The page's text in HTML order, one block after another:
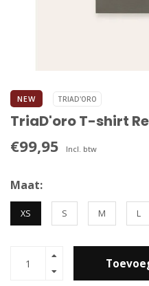
NEW TRIAD'ORO
TriaD'oro T-shirt
€99,95 Incl. btw
Maat:
XS S M L